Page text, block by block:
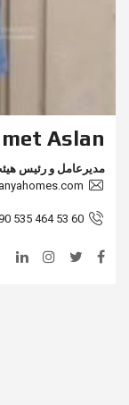
Aslan
مدیرعامل و رئیس
535 464 53 60